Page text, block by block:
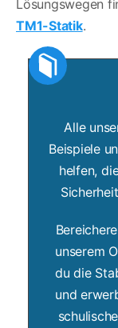
Lösungswegen
TM1-Statik.
Alle
Beispiele
helfen,
unserem
du die
und